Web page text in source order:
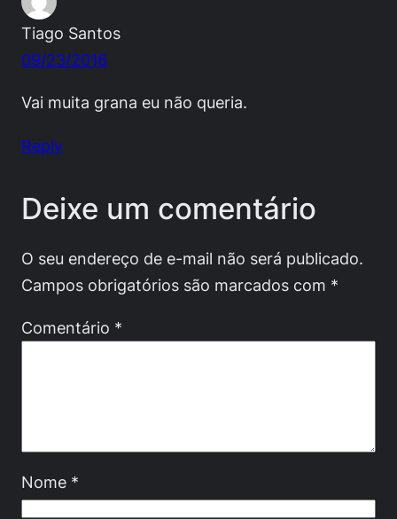
Tiago Santos
09/23/2016
Vai muita grana eu não queria.
Reply
Deixe um comentário
O seu endereço de e-mail não será publicado.
Campos obrigatórios são marcados com *
Comentário *
Nome *